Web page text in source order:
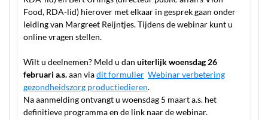
Food, RDA-lid) hierover met elkaar in gesprek gaan onder
leiding van Margreet Reijntjes. Tijdens de webinar kunt u
online vragen stellen.
Wilt u deelnemen? Meld u dan uiterlijk woensdag 26
februari a.s.aan viadit formulier Webinar verbetering
gezondheidszorg productiedieren.
Na aanmelding ontvangt u woensdag 5 maart a.s. het
definitieve programma en de link naar de webinar.